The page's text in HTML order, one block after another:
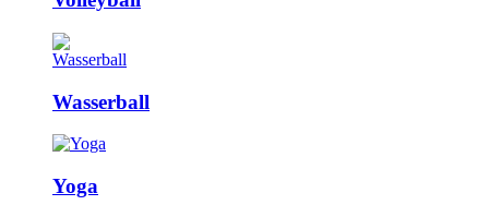
Wasserball
Yoga